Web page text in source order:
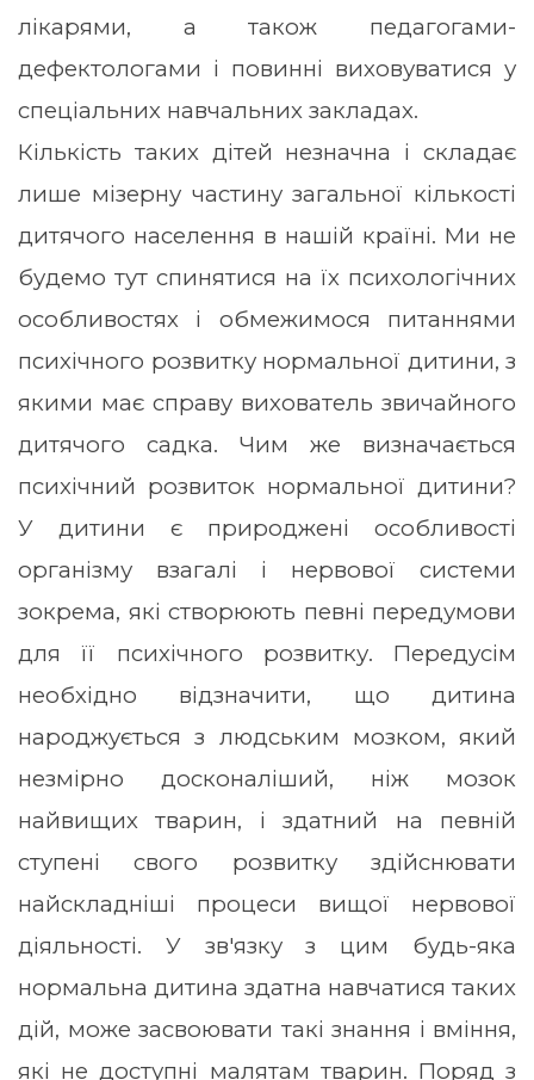
лікарями, а також педагогами-
дефектологами і повинні виховуватися у
спеціальних навчальних закладах.
Кількість таких дітей незначна і складає
лише мізерну частину загальної кількості
дитячого населення в нашій країні. Ми не
будемо тут спинятися на їх психологічних
особливостях і обмежимося питаннями
психічного розвитку нормальної дитини, з
якими має справу вихователь звичайного
дитячого садка. Чим же визначається
психічний розвиток нормальної дитини?
У дитини є природжені особливості
організму взагалі і нервової системи
зокрема, які створюють певні передумови
для її психічного розвитку. Передусім
необхідно відзначити, що дитина
народжується з людським мозком, який
незмірно досконаліший, ніж мозок
найвищих тварин, і здатний на певній
ступені свого розвитку здійснювати
найскладніші процеси вищої нервової
діяльності. У зв'язку з цим будь-яка
нормальна дитина здатна навчатися таких
дій, може засвоювати такі знання і вміння,
які не доступні малятам тварин. Поряд з